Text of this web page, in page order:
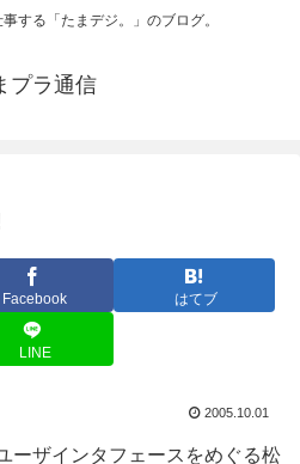
する「たまデジ。」のブログ。
プラ通信
Facebook はてブ
LINE
2005.10.01
ーザインタフェースをめぐる松